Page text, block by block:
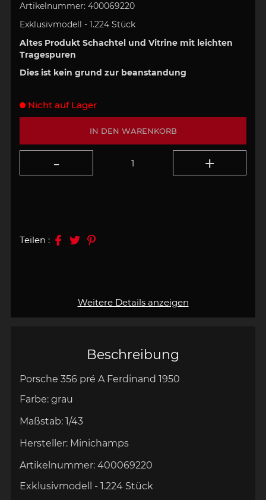
Beschreibung
Porsche 356 pré A Ferdinand 1950
Farbe: grau
Maßstab: 1/43
Hersteller: Minichamps
Artikelnummer: 400069220
Exklusivmodell - 1.224 Stück
Artikelnummer: 400069220
Exklusivmodell - 1.224 Stück
Altes Produkt Schachtel und Vitrine mit leichten
Tragespuren
Dies ist kein grund zur beanstandung
Weitere Details anzeigen
IN DEN WARENKORB
Nicht auf Lager
Teilen :